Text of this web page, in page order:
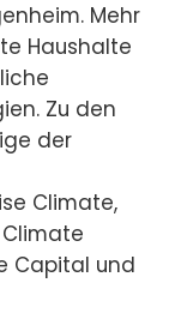
Mehr
Haushalte
Zu den
der
Climate,
Climate
Capital und